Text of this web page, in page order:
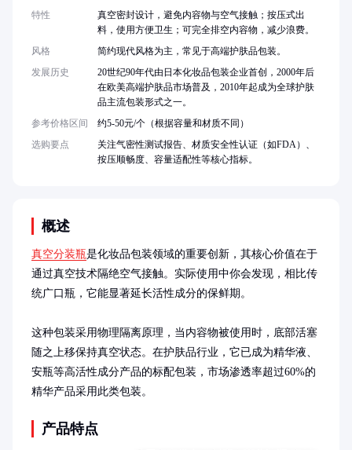
概述
真空分装瓶是化妆品包装领域的重要创新，其核心价值在于
通过真空技术隔绝空气接触。实际使用中你会发现，相比传
统广口瓶，它能显著延长活性成分的保鲜期。
这种包装采用物理隔离原理，当内容物被使用时，底部活塞
随之上移保持真空状态。在护肤品行业，它已成为精华液、
安瓶等高活性成分产品的标配包装，市场渗透率超过60%的
精华产品采用此类包装。
产品特点
特性
真空密封设计，避免内容物与空气接触；按压式出
料，使用方便卫生；可完全排空内容物，减少浪费。
风格
简约现代风格为主，常见于高端护肤品包装。
发展历史
20世纪90年代由日本化妆品包装企业首创，2000年后
在欧美高端护肤品市场普及，2010年起成为全球护肤
品主流包装形式之一。
参考价格区间
约5-50元/个（根据容量和材质不同）
选购要点
关注气密性测试报告、材质安全性认证（如FDA）、
按压顺畅度、容量适配性等核心指标。